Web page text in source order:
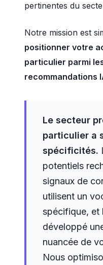
pertinentes du
Notre mission est
positionner votre
particulier parmi
recommandations
Le secteur
particulier a
spécificités.
potentiels
signaux de
utilisent un
spécifique, et
développé
nuancée de
Nous